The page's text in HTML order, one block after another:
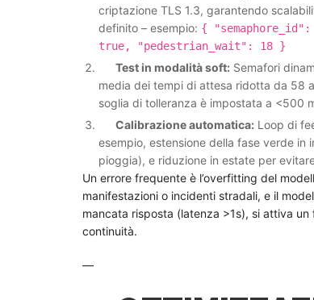
criptazione TLS 1.3, garantendo
definito – esempio: {
true, "pedestrian_wait": 18 }
Test in modalità soft: Semafori
media dei tempi di attesa ridotta da 58
soglia di tolleranza è impostata a <500
Calibrazione automatica: Loop di
esempio, estensione della fase verde
pioggia), e riduzione in estate per
Un errore frequente è l’overfitting del
manifestazioni o incidenti stradali, e il
mancata risposta (latenza >1s), si attiva
continuità.
—